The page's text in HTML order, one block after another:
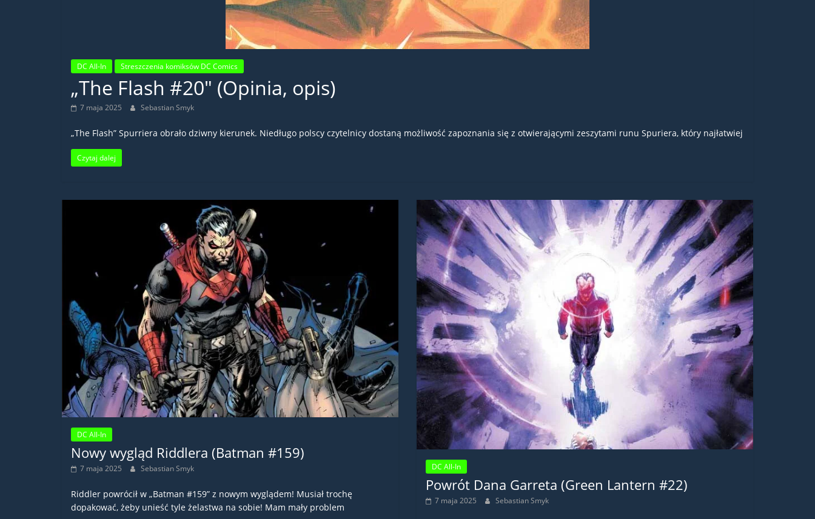
DC All-In Streszczenia komiksów DC Comics
„The Flash #20″ (Opinia, opis)
7 maja 2025 Sebastian Smyk
„The Flash” Spurriera obrało dziwny kierunek. Niedługo polscy czytelnicy dostaną możliwość zapoznania się z otwierającymi zeszytami runu Spuriera, który najłatwiej
Czytaj dalej
DC All-In
Nowy wygląd Riddlera (Batman #159)
7 maja 2025 Sebastian Smyk
Riddler powrócił w „Batman #159” z nowym wyglądem! Musiał trochę
dopakować, żeby unieść tyle żelastwa na sobie! Mam mały problem
DC All-In
Powrót Dana Garreta (Green Lantern #22)
7 maja 2025 Sebastian Smyk